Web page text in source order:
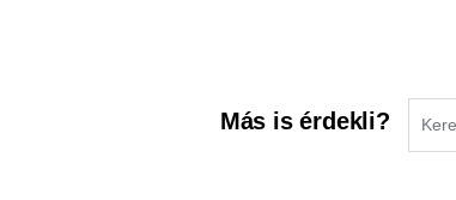
Más is érdekli?